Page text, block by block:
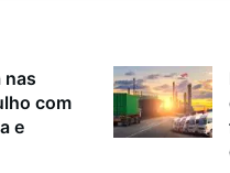
nas
com
e